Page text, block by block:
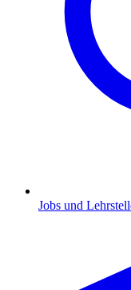
Jobs und